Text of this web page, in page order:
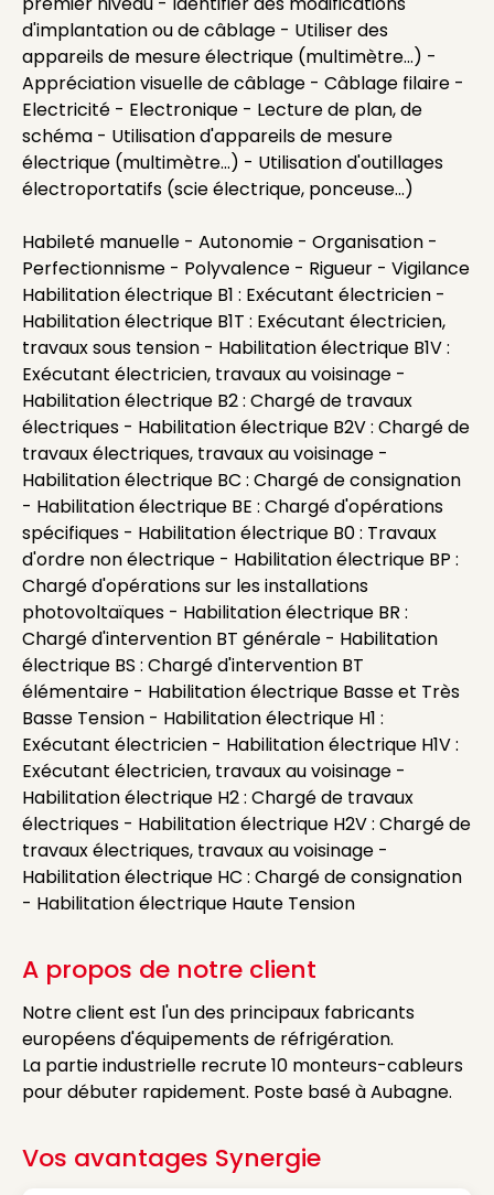
d'implantation ou de câblage - Utiliser des
appareils de mesure électrique (multimètre...) -
Appréciation visuelle de câblage - Câblage filaire -
Electricité - Electronique - Lecture de plan, de
schéma - Utilisation d'appareils de mesure
électrique (multimètre...) - Utilisation d'outillages
électroportatifs (scie électrique, ponceuse...)
Habileté manuelle - Autonomie - Organisation -
Perfectionnisme - Polyvalence - Rigueur - Vigilance
Habilitation électrique B1 : Exécutant électricien -
Habilitation électrique B1T : Exécutant électricien,
travaux sous tension - Habilitation électrique B1V :
Exécutant électricien, travaux au voisinage -
Habilitation électrique B2 : Chargé de travaux
électriques - Habilitation électrique B2V : Chargé de
travaux électriques, travaux au voisinage -
Habilitation électrique BC : Chargé de consignation
- Habilitation électrique BE : Chargé d'opérations
spécifiques - Habilitation électrique B0 : Travaux
d'ordre non électrique - Habilitation électrique BP :
Chargé d'opérations sur les installations
photovoltaïques - Habilitation électrique BR :
Chargé d'intervention BT générale - Habilitation
électrique BS : Chargé d'intervention BT
élémentaire - Habilitation électrique Basse et Très
Basse Tension - Habilitation électrique H1 :
Exécutant électricien - Habilitation électrique H1V :
Exécutant électricien, travaux au voisinage -
Habilitation électrique H2 : Chargé de travaux
électriques - Habilitation électrique H2V : Chargé de
travaux électriques, travaux au voisinage -
Habilitation électrique HC : Chargé de consignation
- Habilitation électrique Haute Tension
A propos de notre client
Notre client est l'un des principaux fabricants
européens d'équipements de réfrigération.
La partie industrielle recrute 10 monteurs-cableurs
pour débuter rapidement. Poste basé à Aubagne.
Vos avantages Synergie